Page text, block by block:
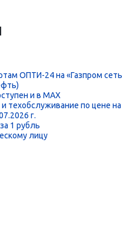
ОПТИ-24 на «Газпром сеть
и в MAX
техобслуживание по цене на
г.
1 рубль
лицу